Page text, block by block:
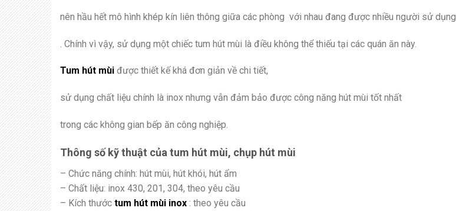
nên hầu hết mô hình khép kín liên thông giữa các phòng với nhau đang được nhiều người sử dụng
. Chính vì vậy, sử dụng một chiếc tum hút mùi là điều không thể thiếu tại các quán ăn này.
Tum hút mùi được thiết kế khá đơn giản về chi tiết,
sử dụng chất liệu chính là inox nhưng vẫn đảm bảo được công năng hút mùi tốt nhất
trong các không gian bếp ăn công nghiệp.
Thông số kỹ thuật của tum hút mùi, chụp hút mùi
– Chức năng chính: hút mùi, hút khói, hút ẩm
– Chất liệu: inox 430, 201, 304, theo yêu cầu
– Kích thước tum hút mùi inox : theo yêu cầu